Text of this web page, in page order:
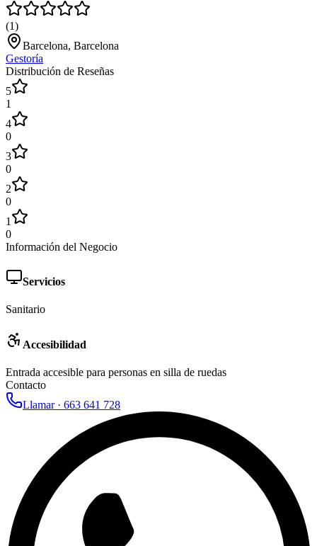
(1)
Barcelona, Barcelona
Gestoría
Distribución de Reseñas
5
1
4
0
3
0
2
0
1
0
Información del Negocio
Servicios
Sanitario
Accesibilidad
Entrada accesible para personas en silla de ruedas
Contacto
Llamar · 663 641 728